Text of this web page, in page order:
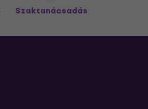
Szaktanácsadás